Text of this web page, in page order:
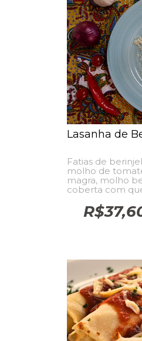
Lasanha de
Fatias de
molho de
magra, molho
coberta com
R$